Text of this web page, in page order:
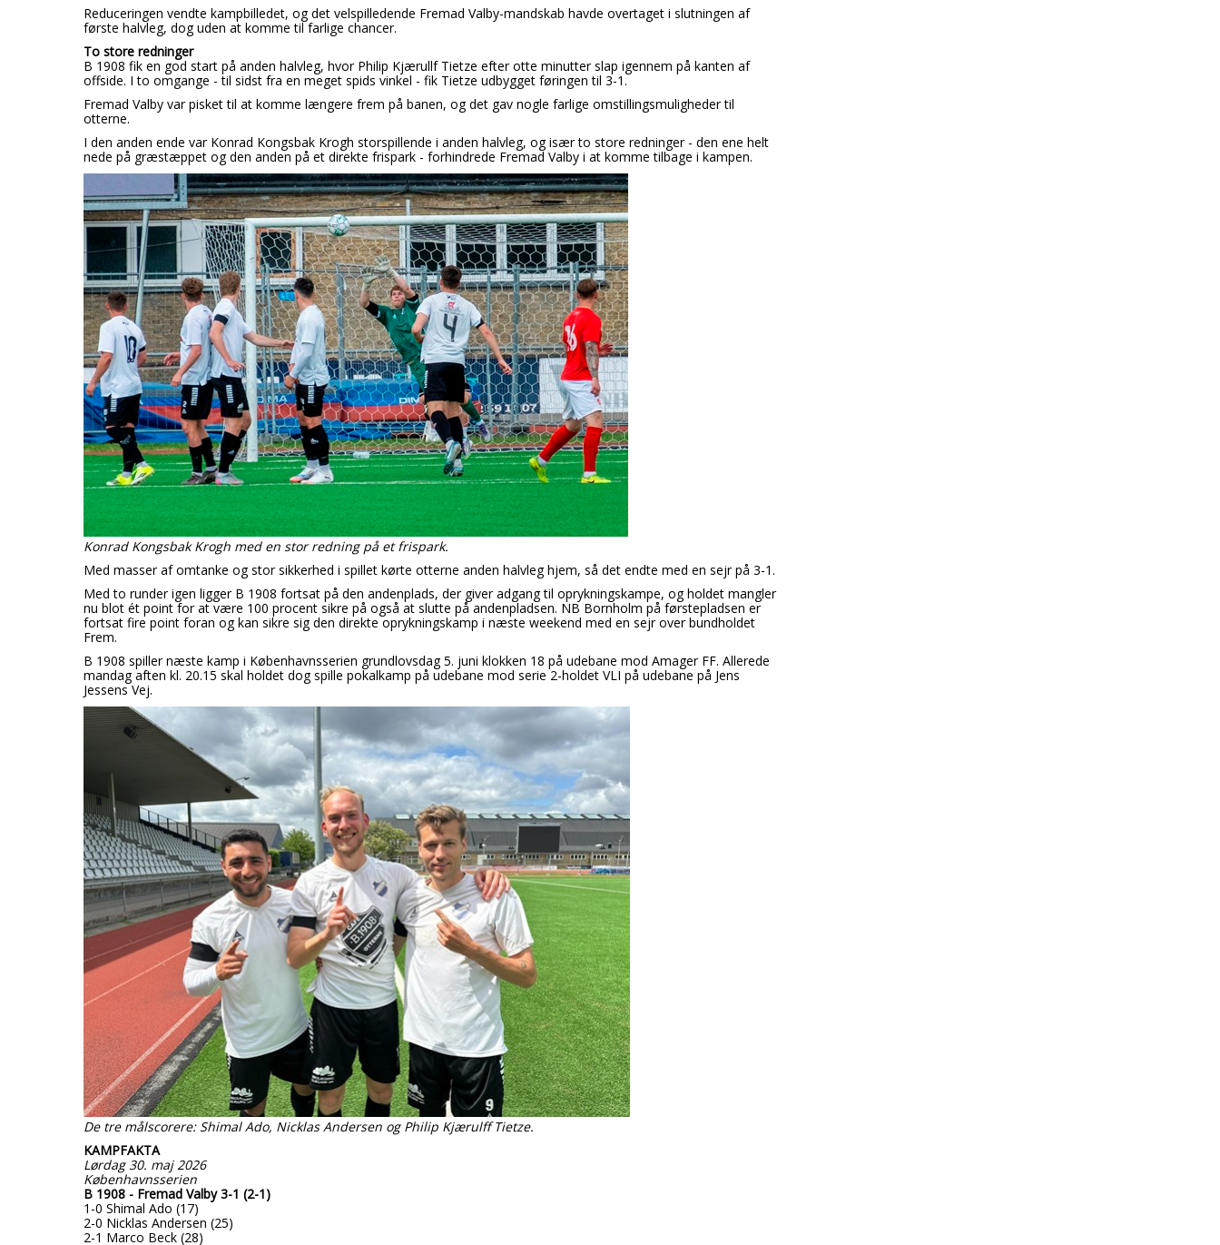
Reduceringen vendte kampbilledet, og det velspilledende Fremad Valby-mandskab havde overtaget i slutningen af
første halvleg, dog uden at komme til farlige chancer.
To store redninger
B 1908 fik en god start på anden halvleg, hvor Philip Kjærullf Tietze efter otte minutter slap igennem på kanten af
offside. I to omgange - til sidst fra en meget spids vinkel - fik Tietze udbygget føringen til 3-1.
Fremad Valby var pisket til at komme længere frem på banen, og det gav nogle farlige omstillingsmuligheder til
otterne.
I den anden ende var Konrad Kongsbak Krogh storspillende i anden halvleg, og især to store redninger - den ene helt
nede på græstæppet og den anden på et direkte frispark - forhindrede Fremad Valby i at komme tilbage i kampen.
Konrad Kongsbak Krogh med en stor redning på et frispark.
Med masser af omtanke og stor sikkerhed i spillet kørte otterne anden halvleg hjem, så det endte med en sejr på 3-1.
Med to runder igen ligger B 1908 fortsat på den andenplads, der giver adgang til oprykningskampe, og holdet mangler
nu blot ét point for at være 100 procent sikre på også at slutte på andenpladsen. NB Bornholm på førstepladsen er
fortsat fire point foran og kan sikre sig den direkte oprykningskamp i næste weekend med en sejr over bundholdet
Frem.
B 1908 spiller næste kamp i Københavnsserien grundlovsdag 5. juni klokken 18 på udebane mod Amager FF. Allerede
mandag aften kl. 20.15 skal holdet dog spille pokalkamp på udebane mod serie 2-holdet VLI på udebane på Jens
Jessens Vej.
De tre målscorere: Shimal Ado, Nicklas Andersen og Philip Kjærulff Tietze.
KAMPFAKTA
Lørdag 30. maj 2026
Københavnsserien
B 1908 - Fremad Valby 3-1 (2-1)
1-0 Shimal Ado (17)
2-0 Nicklas Andersen (25)
2-1 Marco Beck (28)